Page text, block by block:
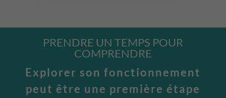
PRENDRE UN TEMPS POUR
COMPRENDRE
Explorer son fonctionnement
peut être une première étape